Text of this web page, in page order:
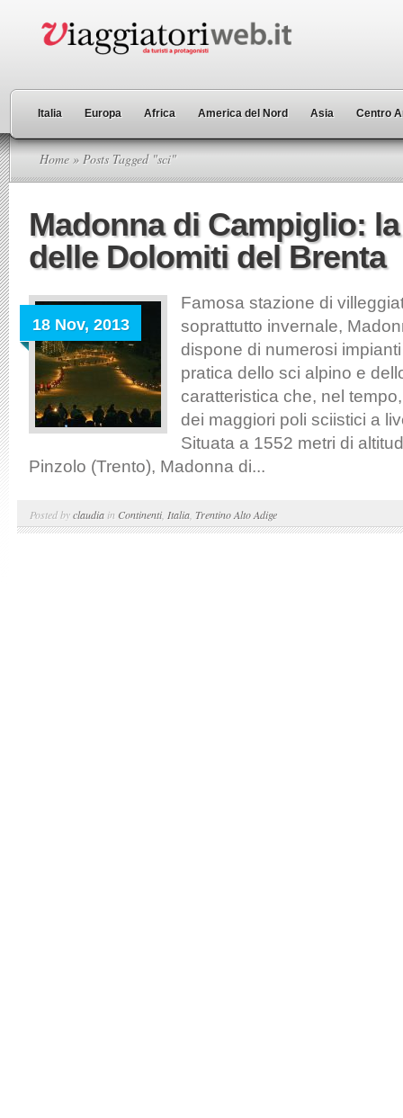
Italia Europa Africa America del Nord Asia Centro
Home » Posts Tagged "sci"
Madonna di Campiglio:
delle Dolomiti del Brenta
18 Nov, 2013
Famosa stazione di
soprattutto invernale,
dispone di numerosi
pratica dello sci alpino e
caratteristica che, nel
dei maggiori poli sciistici a
Situata a 1552 metri di
Pinzolo (Trento), Madonna di...
Posted byclaudia in Continenti, Italia Trentino Alto Adige